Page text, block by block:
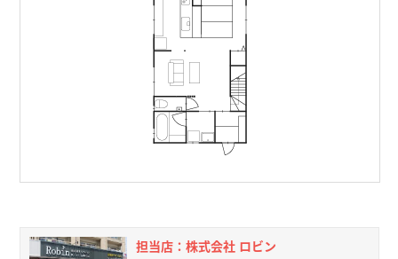
担当店：株式会社 ロビン